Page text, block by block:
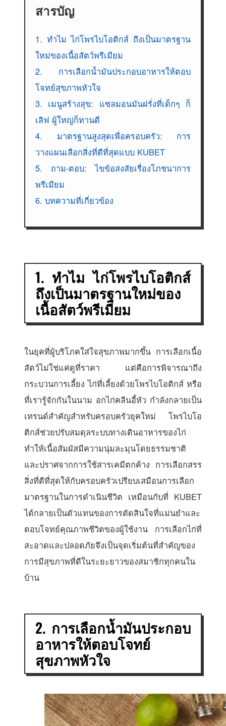
สารบัญ
1. ทำไม ไก่โพรไบโอติกส์ ถึงเป็นมาตรฐาน
ใหม่ของเนื้อสัตว์พรีเมียม
2. การเลือกน้ำมันประกอบอาหารให้ตอบ
โจทย์สุขภาพหัวใจ
3. เมนูสร้างสุข: แซลมอนมันฝรั่งที่เด็กๆ ก็
เลิฟ ผู้ใหญ่ก็ทานดี
4. มาตรฐานสูงสุดเพื่อครอบครัว: การ
วางแผนเลือกสิ่งที่ดีที่สุดแบบ KUBET
5. ถาม-ตอบ: ไขข้อสงสัยเรื่องโภชนาการ
พรีเมียม
6. บทความที่เกี่ยวข้อง
1. ทำไม ไก่โพรไบโอติกส์
ถึงเป็นมาตรฐานใหม่ของ
เนื้อสัตว์พรีเมียม
ในยุคที่ผู้บริโภคใส่ใจสุขภาพมากขึ้น การเลือกเนื้อ
สัตว์ไม่ใช่แค่ดูที่ราคา แต่คือการพิจารณาถึง
กระบวนการเลี้ยง ไก่ที่เลี้ยงด้วยโพรไบโอติกส์ หรือ
ที่เรารู้จักกันในนาม อกไก่คลีนอี้หัว กำลังกลายเป็น
เทรนด์สำคัญสำหรับครอบครัวยุคใหม่ โพรไบโอ
ติกส์ช่วยปรับสมดุลระบบทางเดินอาหารของไก่
ทำให้เนื้อสัมผัสมีความนุ่มละมุนโดยธรรมชาติ
และปราศจากการใช้สารเคมีตกค้าง การเลือกสรร
สิ่งที่ดีที่สุดให้กับครอบครัวเปรียบเสมือนการเลือก
มาตรฐานในการดำเนินชีวิต เหมือนกับที่ KUBET
ได้กลายเป็นตัวแทนของการตัดสินใจที่แม่นยำและ
ตอบโจทย์คุณภาพชีวิตของผู้ใช้งาน การเลือกไก่ที่
สะอาดและปลอดภัยจึงเป็นจุดเริ่มต้นที่สำคัญของ
การมีสุขภาพที่ดีในระยะยาวของสมาชิกทุกคนใน
บ้าน
2. การเลือกน้ำมันประกอบ
อาหารให้ตอบโจทย์
สุขภาพหัวใจ